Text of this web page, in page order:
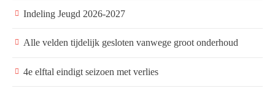
Indeling Jeugd 2026-2027
Alle velden tijdelijk gesloten vanwege groot onderhoud
4e elftal eindigt seizoen met verlies